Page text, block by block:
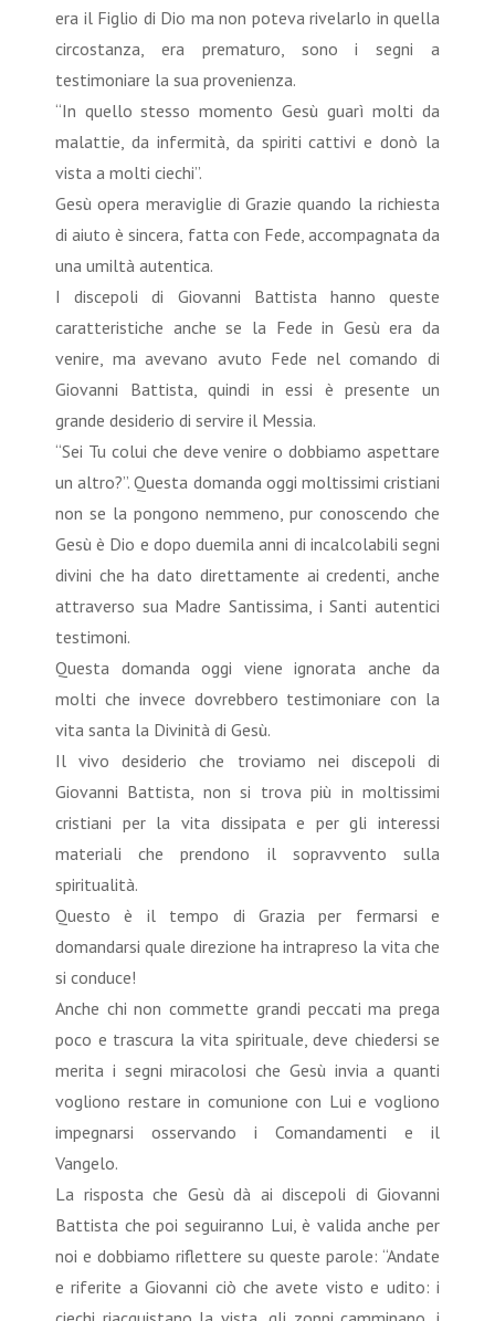
era il Figlio di Dio ma non poteva rivelarlo in quella
circostanza, era prematuro, sono i segni a
testimoniare la sua provenienza.
“In quello stesso momento Gesù guarì molti da
malattie, da infermità, da spiriti cattivi e donò la
vista a molti ciechi”.
Gesù opera meraviglie di Grazie quando la richiesta
di aiuto è sincera, fatta con Fede, accompagnata da
una umiltà autentica.
I discepoli di Giovanni Battista hanno queste
caratteristiche anche se la Fede in Gesù era da
venire, ma avevano avuto Fede nel comando di
Giovanni Battista, quindi in essi è presente un
grande desiderio di servire il Messia.
“Sei Tu colui che deve venire o dobbiamo aspettare
un altro?”. Questa domanda oggi moltissimi cristiani
non se la pongono nemmeno, pur conoscendo che
Gesù è Dio e dopo duemila anni di incalcolabili segni
divini che ha dato direttamente ai credenti, anche
attraverso sua Madre Santissima, i Santi autentici
testimoni.
Questa domanda oggi viene ignorata anche da
molti che invece dovrebbero testimoniare con la
vita santa la Divinità di Gesù.
Il vivo desiderio che troviamo nei discepoli di
Giovanni Battista, non si trova più in moltissimi
cristiani per la vita dissipata e per gli interessi
materiali che prendono il sopravvento sulla
spiritualità.
Questo è il tempo di Grazia per fermarsi e
domandarsi quale direzione ha intrapreso la vita che
si conduce!
Anche chi non commette grandi peccati ma prega
poco e trascura la vita spirituale, deve chiedersi se
merita i segni miracolosi che Gesù invia a quanti
vogliono restare in comunione con Lui e vogliono
impegnarsi osservando i Comandamenti e il
Vangelo.
La risposta che Gesù dà ai discepoli di Giovanni
Battista che poi seguiranno Lui, è valida anche per
noi e dobbiamo riflettere su queste parole: “Andate
e riferite a Giovanni ciò che avete visto e udito: i